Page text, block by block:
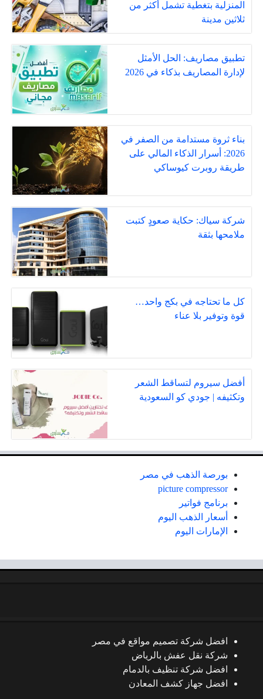
المنزلية بتغطية تشمل أكثر من
ثلاثين مدينة
تطبيق مصاريف: الحل الأمثل
لإدارة المصاريف بذكاء في 2026
بناء ثروة مستدامة من الصفر في
2026: أسرار الذكاء المالي على
طريقة روبرت كيوساكي
شركة سياك: حكاية صعودٍ كتبت
ملامحها بثقة
كل ما تحتاجه في بكج واحد…
قوة وتوفير بلا عناء
أفضل سيروم لتساقط الشعر
وتكثيفه | جودي كو السعودية
بورصة الذهب في مصر
picture compressor
برنامج فواتير
أسعار الذهب اليوم
الإمارات اليوم
افضل شركة تصميم مواقع في مصر
شركة نقل عفش بالرياض
افضل شركة تنظيف بالدمام
افضل جهاز كشف المعادن